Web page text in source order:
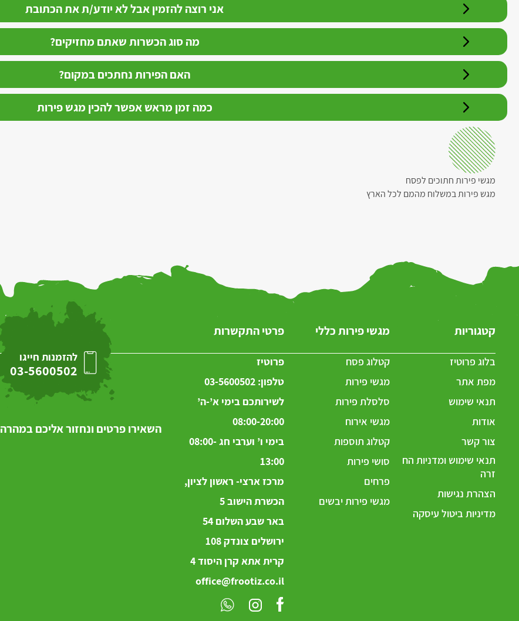
אני רוצה להזמין אבל לא יודע/ת את הכתובת
מה סוג הכשרות שאתם מחזיקים?
האם הפירות נחתכים במקום?
כמה זמן מראש אפשר להכין מגש פירות
מגשי פירות חתוכים לפסח
מגש פירות במשלוח מהמם לכל הארץ
קטגוריות
בלוג פרוטיז
מפת אתר
תנאי שימוש
אודות
צור קשר
תנאי שימוש ומדניות הח
זרה
הצהרת נגישות
מדיניות ביטול עיסקה
מגשי פירות כללי
קטלוג פסח
מגשי פירות
סלסלת פירות
מגשי אירוח
קטלוג תוספות
סושי פירות
פרחים
מגשי פירות יבשים
פרטי התקשרות
פרוטיז
טלפון: 03-5600502
לשירותכם בימי א’-ה’
08:00-20:00
בימי ו’ וערבי חג 08:00-
13:00
מרכז ארצי- ראשון לציון,
הכשרת הישוב 5
באר שבע השלום 54
ירושלים צונדק
קרית אתא קרן היסוד 4
office@frootiz.co.il
להזמנות חייגו
03-5600502
השאירו פרטים ונחזור אליכם במהרה